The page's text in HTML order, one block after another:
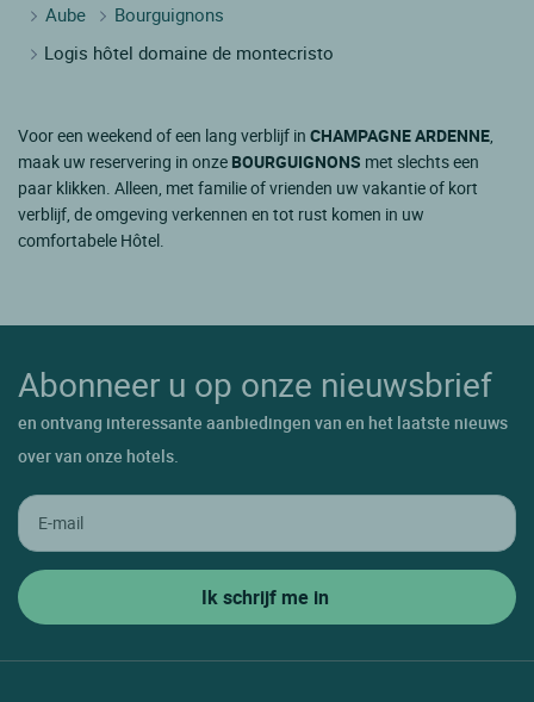
Aube
Bourguignons
Logis hôtel domaine de montecristo
Voor een weekend of een lang verblijf in CHAMPAGNE ARDENNE
maak uw reservering in onze BOURGUIGNONS met slechts een
paar klikken. Alleen, met familie of vrienden uw vakantie of kort
verblijf, de omgeving verkennen en tot rust komen in uw
comfortabele Hôtel.
Abonneer u op onze nieuwsbrief
en ontvang interessante aanbiedingen van en het laatste nieuws
over van onze hotels.